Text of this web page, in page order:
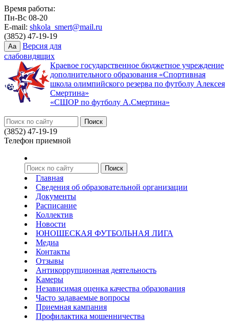
Время работы:
Пн-Вс 08-20
E-mail: shkola_smert@mail.ru
(3852) 47-19-19
Aa
Версия для
слабовидящих
Краевое государственное бюджетное учреждение
дополнительного образования «Спортивная
школа олимпийского резерва по футболу Алексея
Смертина»
«СШОР по футболу А.Смертина»
(3852) 47-19-19
Телефон приемной
Главная
Сведения об образовательной организации
Документы
Расписание
Коллектив
Новости
ЮНОШЕСКАЯ ФУТБОЛЬНАЯ ЛИГА
Медиа
Контакты
Отзывы
Антикоррупционная деятельность
Камеры
Независимая оценка качества образования
Часто задаваемые вопросы
Приемная кампания
Профилактика мошенничества